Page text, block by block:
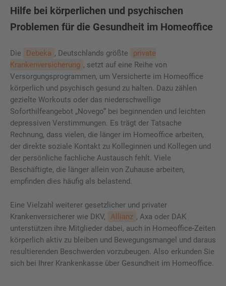
Hilfe bei körperlichen und psychischen
Problemen für die Gesundheit im Homeoffice
Die Debeka , Deutschlands größte
private
Krankenversicherung , setzt auf eine Reihe von
Versorgungsprogrammen, um Versicherte im Homeoffice
körperlich und psychisch gesund zu halten. Dazu zählen
gezielte Workouts oder das niederschwellige
Soforthilfeangebot „Novego“ bei beginnenden und leichten
depressiven Verstimmungen. Es trägt der Tatsache
Rechnung, dass vielen, die länger im Homeoffice arbeiten,
der direkte soziale Kontakt zu Kolleginnen und Kollegen und
der persönliche fachliche Austausch fehlt. Viele
Beschäftigte, die länger allein von Zuhause arbeiten,
empfinden dies häufig als belastend.
Eine Vielzahl weiterer gesetzlicher und privater
Krankenversicherer wie DKV,
Allianz , Axa oder DAK
unterstützen ihre Mitglieder dabei, auch in Homeoffice-Zeiten
körperlich aktiv zu bleiben und Bewegungsmangel und daraus
resultierenden Beschwerden vorzubeugen. Also erkunden Sie
sich bei Ihrer Krankenkasse über Gesundheit im Homeoffice.